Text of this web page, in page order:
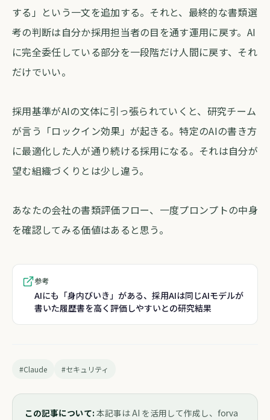
する」という一文を追加する。それと、最終的な書類選
考の判断は自分か採用担当者の目を通す運用に戻す。AI
に完全委任している部分を一段階だけ人間に戻す、それ
だけでいい。
採用基準がAIの文体に引っ張られていくと、研究チーム
が言う「ロックイン効果」が起きる。特定のAIの書き方
に最適化した人が通り続ける採用になる。それは自分が
望む組織づくりとは少し違う。
あなたの会社の書類評価フロー、一度プロンプトの中身
を確認してみる価値はあると思う。
参考
AIにも「身内びいき」がある、採用AIは同じAIモデルが
書いた履歴書を高く評価しやすいとの研究結果
#Claude #セキュリティ
この記事について: 本記事は AI を活用して作成し、forva